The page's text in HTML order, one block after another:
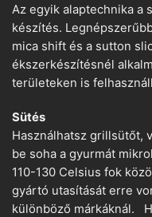
Az egyik alaptechnika a
készítés.
mica shift és a sutton
ékszerkészítésnél
területeken is
Sütés
Használhatsz grillsütőt,
be soha a gyurmát
110-130 Celsius fok
gyártó utasítását erre
különböző márkáknál.